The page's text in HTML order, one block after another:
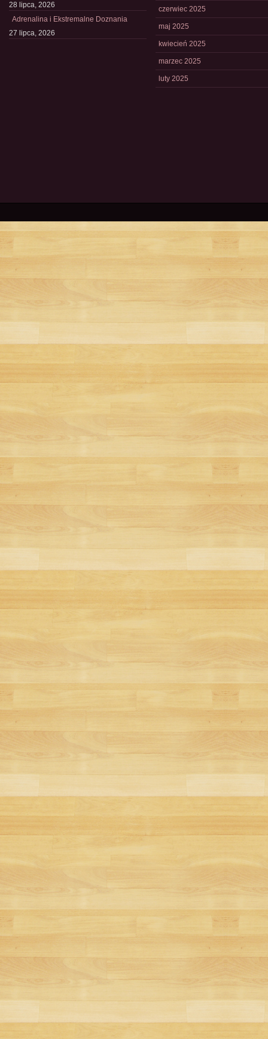
28 lipca, 2026
Adrenalina i Ekstremalne Doznania
27 lipca, 2026
czerwiec 2025
maj 2025
kwiecień 2025
marzec 2025
luty 2025